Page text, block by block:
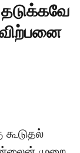
கூடுதல்